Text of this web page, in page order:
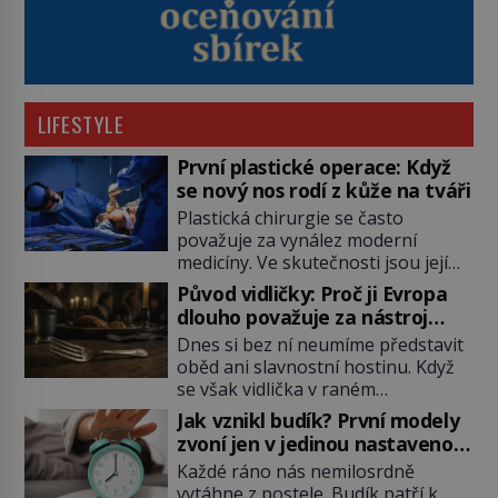
LIFESTYLE
První plastické operace: Když
se nový nos rodí z kůže na tváři
Plastická chirurgie se často
považuje za vynález moderní
medicíny. Ve skutečnosti jsou její
kořeny staré více než dva a půl
tisíce let. V dobách, kdy ještě
neexistují antibiotika ani anestezie,
se odvážní lékaři pokoušejí vracet
lidem tváře znetvořené válkou,
tresty nebo nehodami. Jejich
metody jsou překvapivě
promyšlené a některé principy
používají chirurgové dodnes. Úplně
první […]
Původ vidličky: Proč ji Evropa
dlouho považuje za nástroj
samotného satana?
Dnes si bez ní neumíme představit
oběd ani slavnostní hostinu. Když
se však vidlička v raném
středověku objevuje na evropských
stolech, vzbuzuje pohoršení,
posměch i strach. Mnozí duchovní ji
označují za projev pýchy a
Jak vznikl budík? První modely
zvoní jen v jedinou nastavenou
hodinu
Každé ráno nás nemilosrdně
vytáhne z postele. Budík patří k